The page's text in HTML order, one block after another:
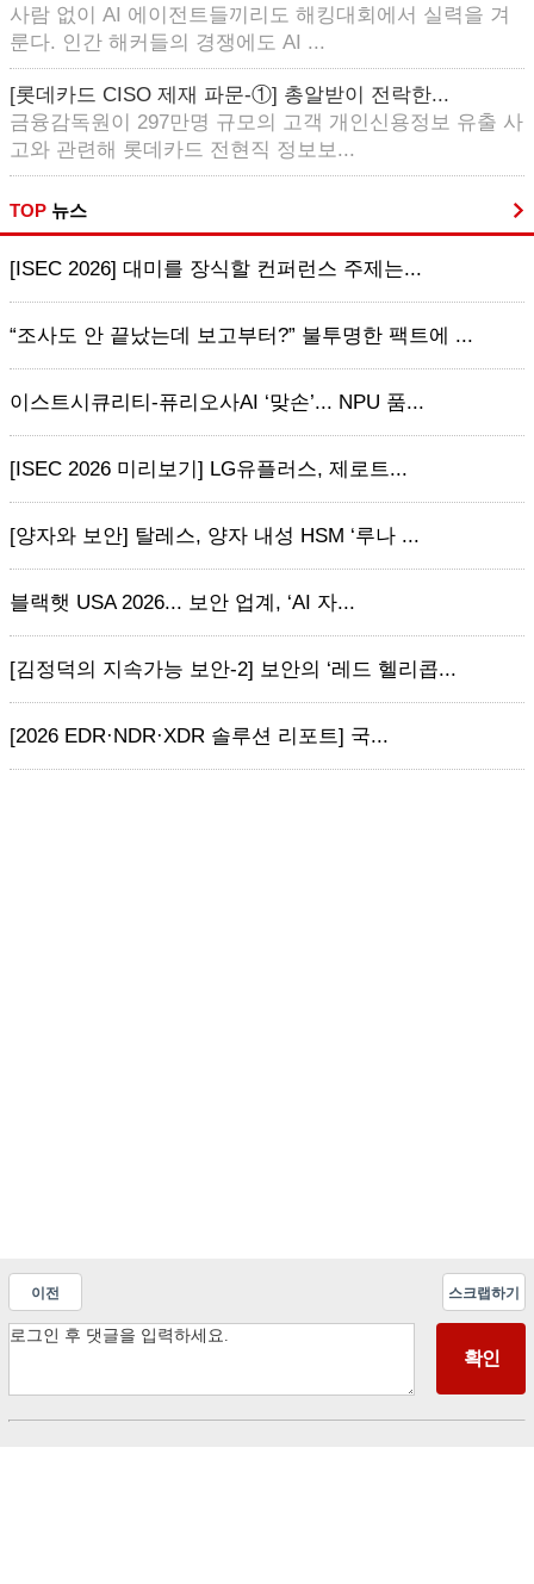
사람 없이 AI 에이전트들끼리도 해킹대회에서 실력을 겨
룬다. 인간 해커들의 경쟁에도 AI ...
[롯데카드 CISO 제재 파문-①] 총알받이 전락한...
금융감독원이 297만명 규모의 고객 개인신용정보 유출 사
고와 관련해 롯데카드 전현직 정보보...
TOP 뉴스
[ISEC 2026] 대미를 장식할 컨퍼런스 주제는...
“조사도 안 끝났는데 보고부터?” 불투명한 팩트에 ...
이스트시큐리티-퓨리오사AI ‘맞손’... NPU 품...
[ISEC 2026 미리보기] LG유플러스, 제로트...
[양자와 보안] 탈레스, 양자 내성 HSM ‘루나 ...
블랙햇 USA 2026... 보안 업계, ‘AI 자...
[김정덕의 지속가능 보안-2] 보안의 ‘레드 헬리콥...
[2026 EDR·NDR·XDR 솔루션 리포트] 국...
이전 스크랩하기